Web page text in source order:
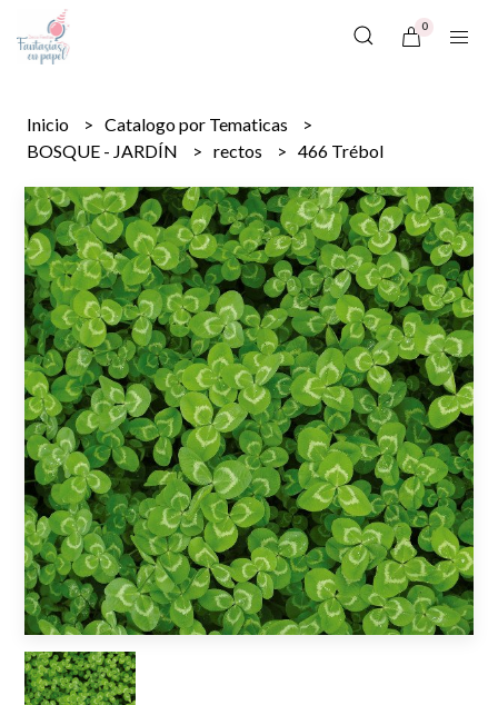
0
Inicio
Catalogo por Tematicas
BOSQUE - JARDÍN
rectos 466 Trébol